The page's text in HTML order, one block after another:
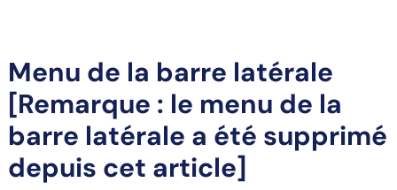
Menu de la barre latérale
[Remarque : le menu de la
barre latérale a été supprimé
depuis cet article]